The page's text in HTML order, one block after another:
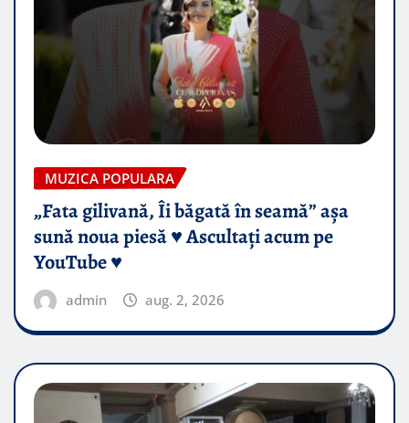
MUZICA POPULARA
„Fata gilivană, Îi băgată în seamă” așa
sună noua piesă ♥️ Ascultați acum pe
YouTube ♥️
admin aug. 2, 2026